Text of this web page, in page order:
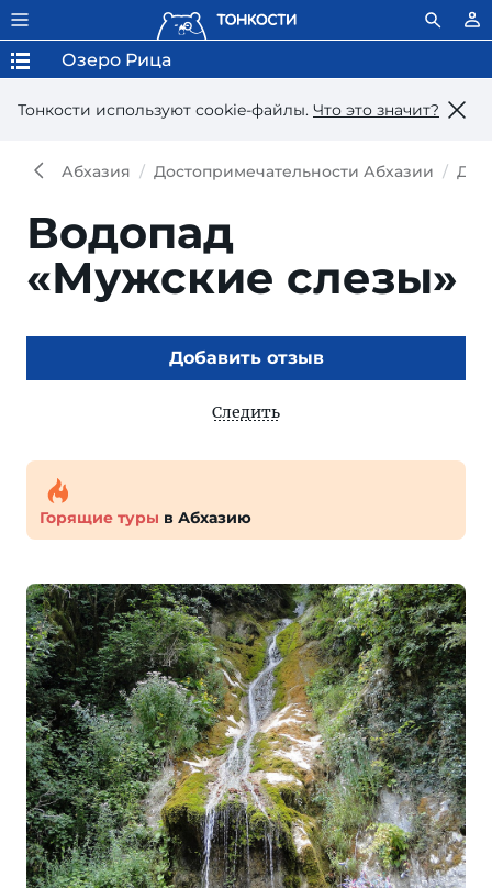
Тонкости используют сookie-файлы. Что это значит?
Озеро Рица
Абхазия Достопримечательности Абхазии
Водопад
«Мужские слезы»
Добавить отзыв
Следить
Горящие туры в Абхазию